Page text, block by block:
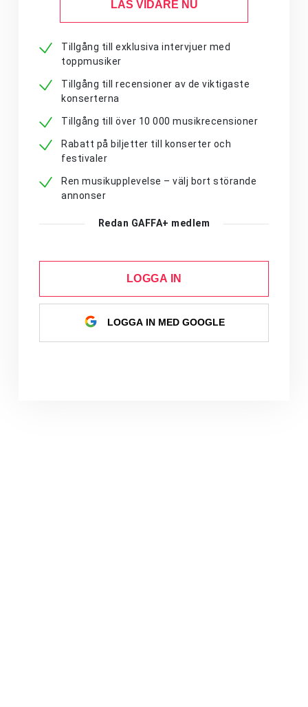
LÄS VIDARE NU
Tillgång till exklusiva intervjuer med
toppmusiker
Tillgång till recensioner av de viktigaste
konserterna
Tillgång till över 10 000 musikrecensioner
Rabatt på biljetter till konserter och
festivaler
Ren musikupplevelse – välj bort störande
annonser
Redan GAFFA+ medlem
LOGGA IN
LOGGA IN MED GOOGLE